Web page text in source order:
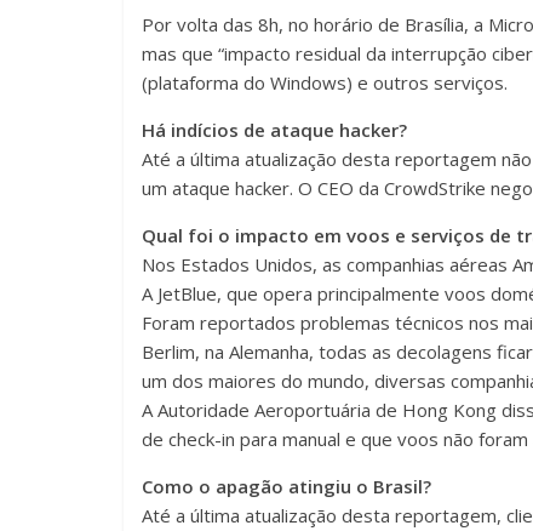
Por volta das 8h, no horário de Brasília, a
mas que “impacto residual da interrupção
(plataforma do Windows) e outros serviços.
Há indícios de ataque hacker?
Até a última atualização desta reportagem
um ataque hacker. O CEO da CrowdStrike
Qual foi o impacto em voos e serviços de
Nos Estados Unidos, as companhias aéreas
A JetBlue, que opera principalmente voos
Foram reportados problemas técnicos nos
Berlim, na Alemanha, todas as decolagens
um dos maiores do mundo, diversas
A Autoridade Aeroportuária de Hong Kong
de check-in para manual e que voos não
Como o apagão atingiu o Brasil?
Até a última atualização desta reportagem,